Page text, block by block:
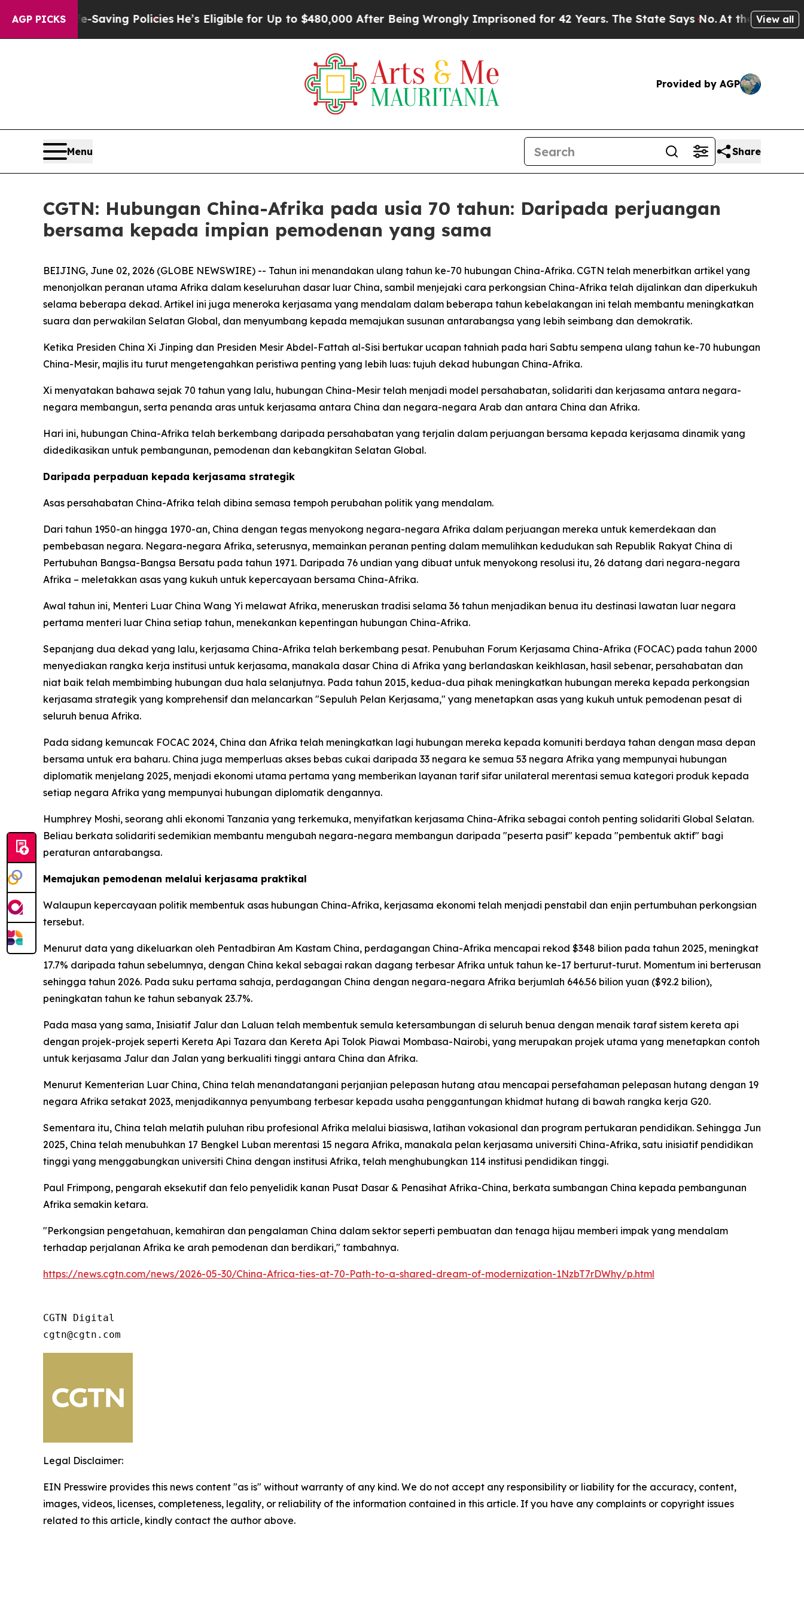
AGP PICKS
Life-Saving PoliciesHe’s Eligible for Up to $480,000 After Being Wrongly Imprisoned for 42 Years. The State Says No. At the Command of
View all
Provided by AGP
Menu Share
CGTN: Hubungan China-Afrika pada usia 70 tahun: Daripada perjuangan
bersama kepada impian pemodenan yang sama
BEIJING, June 02, 2026 (GLOBE NEWSWIRE) -- Tahun ini menandakan ulang tahun ke-70 hubungan China-Afrika. CGTN telah menerbitkan artikel yang
menonjolkan peranan utama Afrika dalam keseluruhan dasar luar China, sambil menjejaki cara perkongsian China-Afrika telah dijalinkan dan diperkukuh
selama beberapa dekad. Artikel ini juga meneroka kerjasama yang mendalam dalam beberapa tahun kebelakangan ini telah membantu meningkatkan
suara dan perwakilan Selatan Global, dan menyumbang kepada memajukan susunan antarabangsa yang lebih seimbang dan demokratik.
Ketika Presiden China Xi Jinping dan Presiden Mesir Abdel-Fattah al-Sisi bertukar ucapan tahniah pada hari Sabtu sempena ulang tahun ke-70 hubungan
China-Mesir, majlis itu turut mengetengahkan peristiwa penting yang lebih luas: tujuh dekad hubungan China-Afrika.
Xi menyatakan bahawa sejak 70 tahun yang lalu, hubungan China-Mesir telah menjadi model persahabatan, solidariti dan kerjasama antara negara-
negara membangun, serta penanda aras untuk kerjasama antara China dan negara-negara Arab dan antara China dan Afrika.
Hari ini, hubungan China-Afrika telah berkembang daripada persahabatan yang terjalin dalam perjuangan bersama kepada kerjasama dinamik yang
didedikasikan untuk pembangunan, pemodenan dan kebangkitan Selatan Global.
Daripada perpaduan kepada kerjasama strategik
Asas persahabatan China-Afrika telah dibina semasa tempoh perubahan politik yang mendalam.
Dari tahun 1950-an hingga 1970-an, China dengan tegas menyokong negara-negara Afrika dalam perjuangan mereka untuk kemerdekaan dan
pembebasan negara. Negara-negara Afrika, seterusnya, memainkan peranan penting dalam memulihkan kedudukan sah Republik Rakyat China di
Pertubuhan Bangsa-Bangsa Bersatu pada tahun 1971. Daripada 76 undian yang dibuat untuk menyokong resolusi itu, 26 datang dari negara-negara
Afrika – meletakkan asas yang kukuh untuk kepercayaan bersama China-Afrika.
Awal tahun ini, Menteri Luar China Wang Yi melawat Afrika, meneruskan tradisi selama 36 tahun menjadikan benua itu destinasi lawatan luar negara
pertama menteri luar China setiap tahun, menekankan kepentingan hubungan China-Afrika.
Sepanjang dua dekad yang lalu, kerjasama China-Afrika telah berkembang pesat. Penubuhan Forum Kerjasama China-Afrika (FOCAC) pada tahun 2000
menyediakan rangka kerja institusi untuk kerjasama, manakala dasar China di Afrika yang berlandaskan keikhlasan, hasil sebenar, persahabatan dan
niat baik telah membimbing hubungan dua hala selanjutnya. Pada tahun 2015, kedua-dua pihak meningkatkan hubungan mereka kepada perkongsian
kerjasama strategik yang komprehensif dan melancarkan "Sepuluh Pelan Kerjasama," yang menetapkan asas yang kukuh untuk pemodenan pesat di
seluruh benua Afrika.
Pada sidang kemuncak FOCAC 2024, China dan Afrika telah meningkatkan lagi hubungan mereka kepada komuniti berdaya tahan dengan masa depan
bersama untuk era baharu. China juga memperluas akses bebas cukai daripada 33 negara ke semua 53 negara Afrika yang mempunyai hubungan
diplomatik menjelang 2025, menjadi ekonomi utama pertama yang memberikan layanan tarif sifar unilateral merentasi semua kategori produk kepada
setiap negara Afrika yang mempunyai hubungan diplomatik dengannya.
Humphrey Moshi, seorang ahli ekonomi Tanzania yang terkemuka, menyifatkan kerjasama China-Afrika sebagai contoh penting solidariti Global Selatan.
Beliau berkata solidariti sedemikian membantu mengubah negara-negara membangun daripada "peserta pasif" kepada "pembentuk aktif" bagi
peraturan antarabangsa.
Memajukan pemodenan melalui kerjasama praktikal
Walaupun kepercayaan politik membentuk asas hubungan China-Afrika, kerjasama ekonomi telah menjadi penstabil dan enjin pertumbuhan perkongsian
tersebut.
Menurut data yang dikeluarkan oleh Pentadbiran Am Kastam China, perdagangan China-Afrika mencapai rekod $348 bilion pada tahun 2025, meningkat
17.7% daripada tahun sebelumnya, dengan China kekal sebagai rakan dagang terbesar Afrika untuk tahun ke-17 berturut-turut. Momentum ini berterusan
sehingga tahun 2026. Pada suku pertama sahaja, perdagangan China dengan negara-negara Afrika berjumlah 646.56 bilion yuan ($92.2 bilion),
peningkatan tahun ke tahun sebanyak 23.7%.
Pada masa yang sama, Inisiatif Jalur dan Laluan telah membentuk semula ketersambungan di seluruh benua dengan menaik taraf sistem kereta api
dengan projek-projek seperti Kereta Api Tazara dan Kereta Api Tolok Piawai Mombasa-Nairobi, yang merupakan projek utama yang menetapkan contoh
untuk kerjasama Jalur dan Jalan yang berkualiti tinggi antara China dan Afrika.
Menurut Kementerian Luar China, China telah menandatangani perjanjian pelepasan hutang atau mencapai persefahaman pelepasan hutang dengan 19
negara Afrika setakat 2023, menjadikannya penyumbang terbesar kepada usaha penggantungan khidmat hutang di bawah rangka kerja G20.
Sementara itu, China telah melatih puluhan ribu profesional Afrika melalui biasiswa, latihan vokasional dan program pertukaran pendidikan. Sehingga Jun
2025, China telah menubuhkan 17 Bengkel Luban merentasi 15 negara Afrika, manakala pelan kerjasama universiti China-Afrika, satu inisiatif pendidikan
tinggi yang menggabungkan universiti China dengan institusi Afrika, telah menghubungkan 114 institusi pendidikan tinggi.
Paul Frimpong, pengarah eksekutif dan felo penyelidik kanan Pusat Dasar & Penasihat Afrika-China, berkata sumbangan China kepada pembangunan
Afrika semakin ketara.
"Perkongsian pengetahuan, kemahiran dan pengalaman China dalam sektor seperti pembuatan dan tenaga hijau memberi impak yang mendalam
terhadap perjalanan Afrika ke arah pemodenan dan berdikari," tambahnya.
https://news.cgtn.com/news/2026-05-30/China-Africa-ties-at-70-Path-to-a-shared-dream-of-modernization-1NzbT7rDWhy/p.html
CGTN Digital
cgtn@cgtn.com
Legal Disclaimer:
EIN Presswire provides this news content "as is" without warranty of any kind. We do not accept any responsibility or liability for the accuracy, content,
images, videos, licenses, completeness, legality, or reliability of the information contained in this article. If you have any complaints or copyright issues
related to this article, kindly contact the author above.